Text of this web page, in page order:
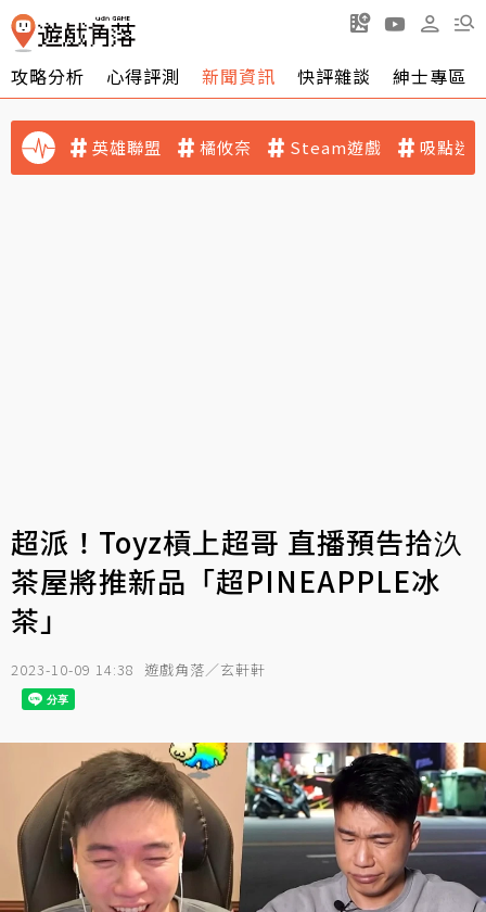
攻略分析 心得評測 新聞資訊 快評雜談 紳士專區
英雄聯盟 橘攸奈 Steam遊戲 吸點迷
超派！Toyz槓上超哥 直播預告拾汣
茶屋將推新品「超PINEAPPLE冰
茶」
2023-10-09 14:38 遊戲角落／玄軒軒